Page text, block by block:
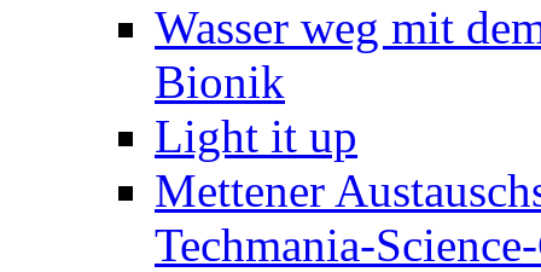
Wasser weg mit
Bionik
Light it up
Mettener
Techmania-